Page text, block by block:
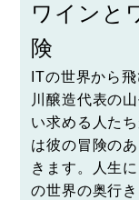
ワインと
険
ITの世界から
川醸造代表の
い求める人た
は彼の冒険の
きます。人生
の世界の奥行